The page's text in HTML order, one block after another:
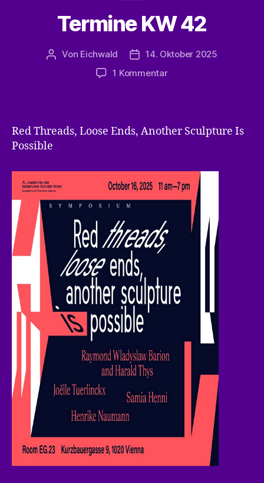
Termine KW 42
Beitragsautor
Von Eichwald Veröffentlichungsdatum
14. Oktober 2025
1 Kommentarzu
Red Threads, Loose Ends, Another Sculpture Is
Possible